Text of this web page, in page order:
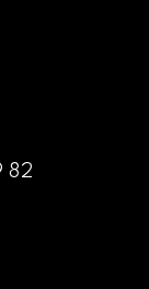
82